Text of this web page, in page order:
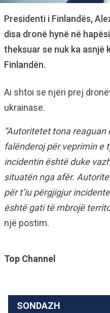
Presidenti i Finlandës,
disa dronë hynë në
theksuar se nuk ka asnjë
Finlandën.
Ai shtoi se njëri prej
ukrainase.
“Autoritetet tona
falënderoj për veprimin e
incidentin është duke
situatën nga afër.
për t’iu përgjigjur
është gati të mbrojë
një postim.
Top Channel
SONDAZH